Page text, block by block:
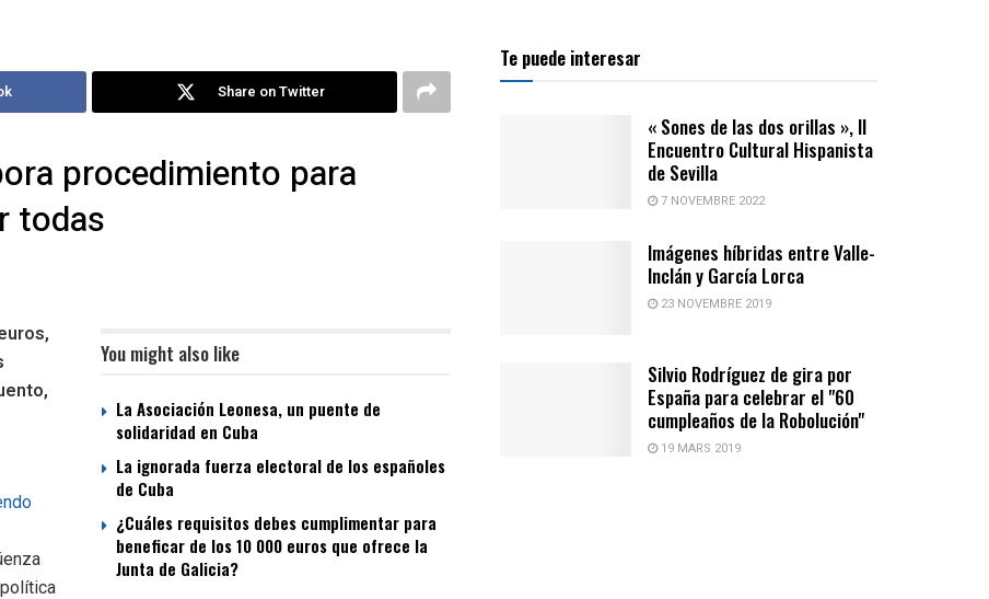
Share on Twitter
procedimiento para
todas
You might also like
La Asociación Leonesa, un puente de
solidaridad en Cuba
La ignorada fuerza electoral de los españoles
de Cuba
¿Cuáles requisitos debes cumplimentar para
beneficar de los 10 000 euros que ofrece la
Junta de Galicia?
Te puede interesar
« Sones de las dos orillas », II
Encuentro Cultural Hispanista
de Sevilla
7 NOVEMBRE 2022
Imágenes híbridas entre Valle-
Inclán y García Lorca
23 NOVEMBRE 2019
Silvio Rodríguez de gira por
España para celebrar el "60
cumpleaños de la Robolución"
19 MARS 2019